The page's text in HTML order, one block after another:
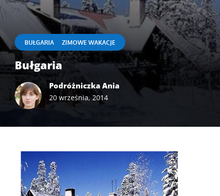
BUŁGARIA ZIMOWE WAKACJE
Bułgaria
Podróżniczka Ania
20 września, 2014